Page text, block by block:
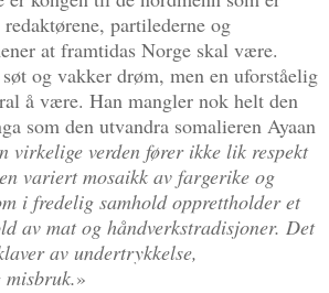
redaktørene, partilederne og
at framtidas Norge skal være.
og vakker drøm, men en uforståelig
å være. Han mangler nok helt den
som den utvandra somalieren Ayaan
virkelige verden fører ikke lik respekt
variert mosaikk av fargerike og
i fredelig samhold opprettholder et
av mat og håndverkstradisjoner. Det
av undertrykkelse,
misbruk.»